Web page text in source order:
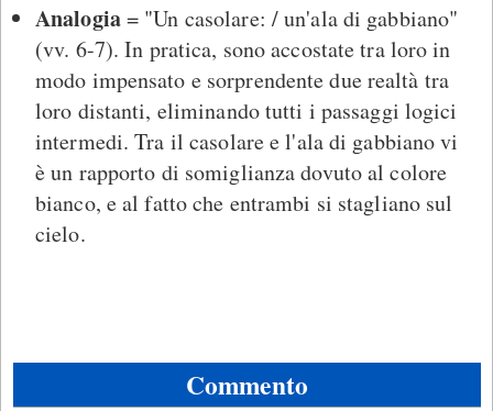
Analogia= "Un casolare: / un'ala di gabbiano"
(vv. 6-7). In pratica, sono accostate tra loro in
modo impensato e sorprendente due realtà tra
loro distanti, eliminando tutti i passaggi logici
intermedi. Tra il casolare e l'ala di gabbiano vi
è un rapporto di somiglianza dovuto al colore
bianco, e al fatto che entrambi si stagliano sul
cielo.
Commento